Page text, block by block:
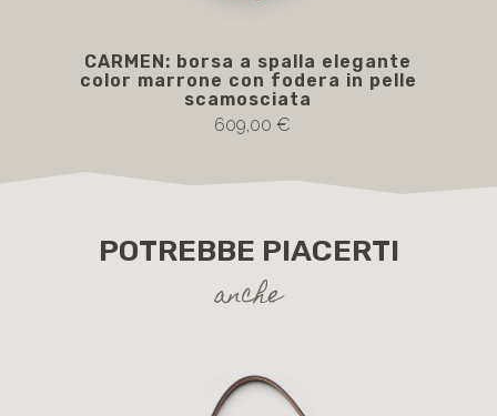
CARMEN: borsa a spalla elegante
color marrone con fodera in pelle
scamosciata
609,00 €
POTREBBE PIACERTI
anche